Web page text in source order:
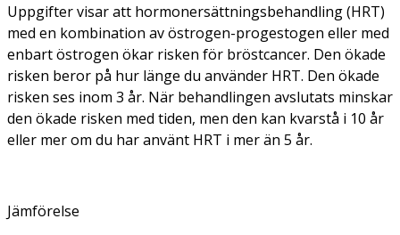
Uppgifter visar att hormonersättningsbehandling (HRT)
med en kombination av östrogen-progestogen eller med
enbart östrogen ökar risken för bröstcancer. Den ökade
risken beror på hur länge du använder HRT. Den ökade
risken ses inom 3 år. När behandlingen avslutats minskar
den ökade risken med tiden, men den kan kvarstå i 10 år
eller mer om du har använt HRT i mer än 5 år.
Jämförelse